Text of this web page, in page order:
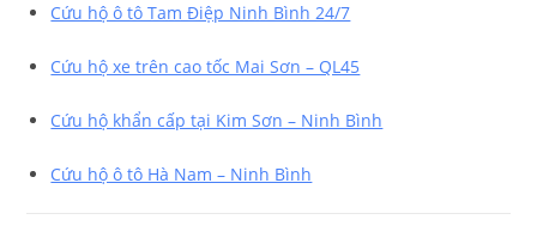
Cứu hộ ô tô Tam Điệp Ninh Bình 24/7
Cứu hộ xe trên cao tốc Mai Sơn – QL45
Cứu hộ khẩn cấp tại Kim Sơn – Ninh Bình
Cứu hộ ô tô Hà Nam – Ninh Bình